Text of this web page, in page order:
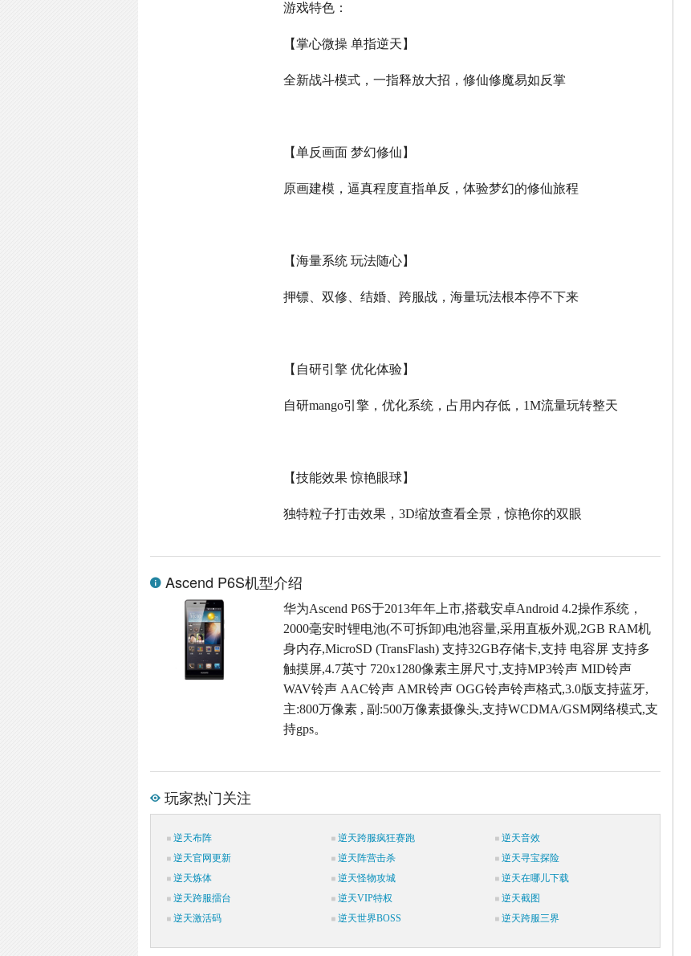
游戏特色：
【掌心微操 单指逆天】
全新战斗模式，一指释放大招，修仙修魔易如反掌
【单反画面 梦幻修仙】
原画建模，逼真程度直指单反，体验梦幻的修仙旅程
【海量系统 玩法随心】
押镖、双修、结婚、跨服战，海量玩法根本停不下来
【自研引擎 优化体验】
自研mango引擎，优化系统，占用内存低， 1M流量玩转整天
【技能效果 惊艳眼球】
独特粒子打击效果，3D缩放查看全景，惊艳你的双眼
Ascend P6S机型介绍
华为Ascend P6S于2013年年上市,搭载安卓Android 4.2操作系统，
2000毫安时锂电池(不可拆卸)电池容量,采用直板外观,2GB RAM机
身内存,MicroSD (TransFlash) 支持32GB存储卡,支持 电容屏 支持多
触摸屏,4.7英寸 720x1280像素主屏尺寸,支持MP3铃声 MID铃声
WAV铃声 AAC铃声 AMR铃声 OGG铃声铃声格式,3.0版支持蓝牙,
主:800万像素 , 副:500万像素摄像头,支持WCDMA/GSM网络模式,支
持gps。
玩家热门关注
逆天布阵 逆天跨服疯狂赛跑
逆天音效
逆天官网更新
逆天阵营击杀
逆天寻宝探险
逆天炼体
逆天怪物攻城
逆天在哪儿下载
逆天跨服擂台
逆天VIP特权
逆天截图
逆天激活码
逆天世界BOSS 逆天跨服三界